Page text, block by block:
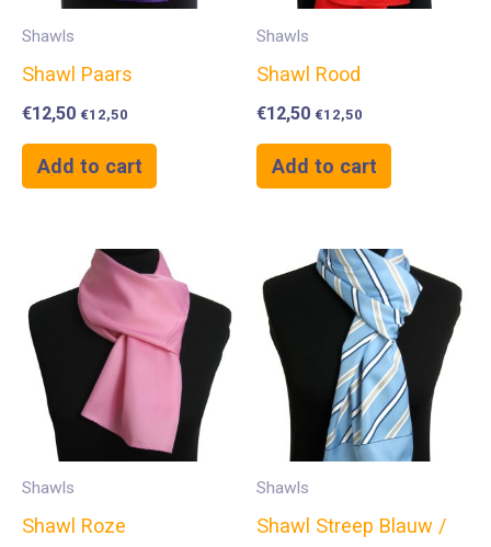
Shawls
Shawl Paars
€12,50 €12,50
Add to cart
Shawls
Shawl Rood
€12,50 €12,50
Add to cart
Shawls
Shawl Roze
Shawls
Shawl Streep Blauw /